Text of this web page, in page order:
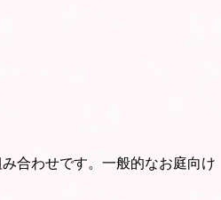
合わせです。一般的なお庭向け